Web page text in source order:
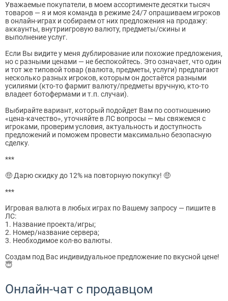
Уважаемые покупатели, в моем ассортименте десятки тысяч
товаров — я и моя команда в режиме 24/7 опрашиваем игроков
в онлайн-играх и собираем от них предложения на продажу:
аккаунты, внутриигровую валюту, предметы/скины и
выполнение услуг.
Если Вы видите у меня дублирование или похожие предложения,
но с разными ценами — не беспокойтесь. Это означает, что один
и тот же типовой товар (валюта, предметы, услуги) предлагают
несколько разных игроков, которым он достаётся разными
усилиями (кто-то фармит валюту/предметы вручную, кто-то
владеет ботофермами и т.п. случаи).
Выбирайте вариант, который подойдет Вам по соотношению
«цена-качество», уточняйте в ЛС вопросы — мы свяжемся с
игроками, проверим условия, актуальность и доступность
предложений и поможем провести максимально безопасную
сделку.
***
🤑 Дарю скидку до 12% на повторную покупку! 🤑
***
Игровая валюта в любых играх по Вашему запросу — пишите в
ЛС:
1. Название проекта/игры;
2. Номер/название сервера;
3. Необходимое кол-во валюты.
Создам под Вас индивидуальное предложение по вкусной цене!
😇
Онлайн-чат с продавцом